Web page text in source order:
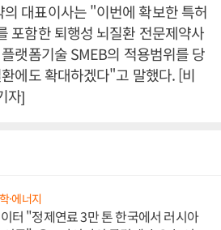
대표이사는 "이번에 확보한 특허
포함한 퇴행성 뇌질환 전문제약사
랫폼기술 SMEB의 적용범위를 당
에도 확대하겠다"고 말했다. [비
자]
·에너지
터 "정제연료 3만 톤 한국에서 러시아